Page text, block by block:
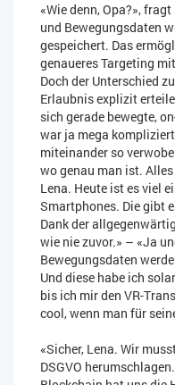
«Wie denn, Opa?»,
und Bewegungsdaten
gespeichert. Das
genaueres Targeting
Doch der Unterschied
Erlaubnis explizit
sich gerade bewegte,
war ja mega
miteinander so
wo genau man ist.
Lena. Heute ist es viel
Smartphones. Die gibt
Dank der
wie nie zuvor.» – «Ja
Bewegungsdaten
Und diese habe ich
bis ich mir den VR-
cool, wenn man für
«Sicher, Lena. Wir
DSGVO